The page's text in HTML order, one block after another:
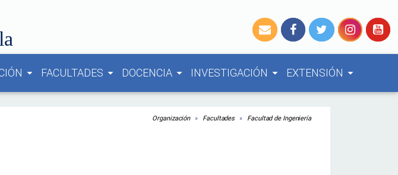
arrow_drop_down FACULTADES arrow_drop_down DOCENCIA arrow_drop_down INVESTIGACIÓN arrow_drop_down EXTENSIÓN arrow_drop_down
Organización Facultades Facultad de Ingeniería